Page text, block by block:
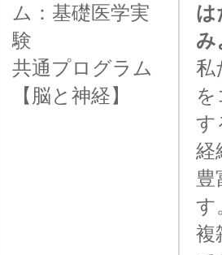
ム：基礎医学実
験
共通プログラム
【脳と神経】
は
み
私
す
経
豊
す
複